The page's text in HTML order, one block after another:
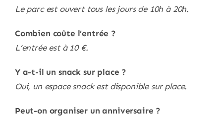
Le parc est ouvert tous les jours de 10h à 20h.
Combien coûte l’entrée ?
L’entrée est à 10 €.
Y a-t-il un snack sur place ?
Oui, un espace snack est disponible sur place.
Peut-on organiser un anniversaire ?